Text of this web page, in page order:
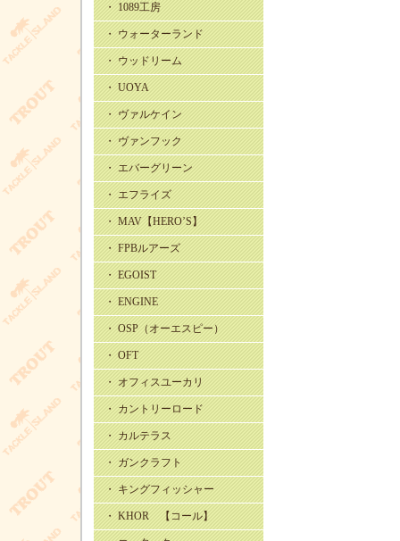
・ 1089工房
・ ウォーターランド
・ ウッドリーム
・ UOYA
・ ヴァルケイン
・ ヴァンフック
・ エバーグリーン
・ エフライズ
・ MAV【HERO’S】
・ FPBルアーズ
・ EGOIST
・ ENGINE
・ OSP（オーエスピー）
・ OFT
・ オフィスユーカリ
・ カントリーロード
・ カルテラス
・ ガンクラフト
・ キングフィッシャー
・ KHOR 【コール】